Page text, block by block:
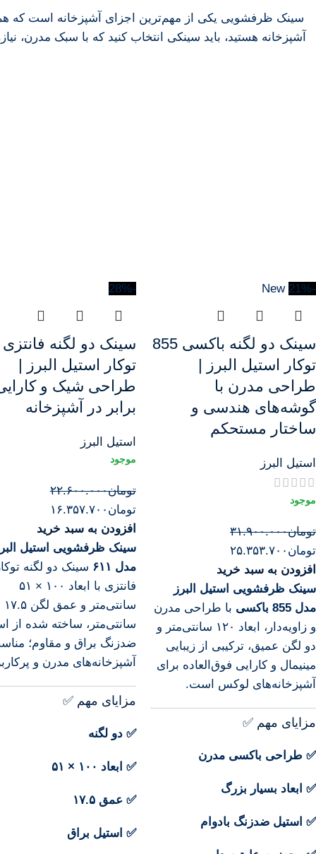
سینک ظرفشویی یکی از مهم‌ترین اجزای آشپزخانه استکه
آشپزخانه هستید، باید سینکی انتخابکنیدکه با سبک مدرن،
-21%
New
سینک دو لگنه باکسی 855
توکار استیل البرز |
طراحی مدرن با
گوشه‌های هندسی و
ساختار مستحکم
استیل البرز
تومان۳۱.۹۰۰.۰۰۰
تومان ۲۵.۳۵۳.۷۰۰
افزودن به سبد خرید
سینک ظرفشویی استیل البرز
مدل 855 باکسی
با طراحی مدرن
و زاویه‌دار، ابعاد ۱۲۰ سانتی‌متر و
دو لگن عمیق، ترکیبی از زیبایی
مینیمال و کارایی فوق‌العاده برای
آشپزخانه‌های لوکس است.
مزایای مهم ✅
✅ طراحی باکسی مدرن
✅ ابعاد بسیار بزرگ
✅ استیل ضدزنگ بادوام
-28%
توکار استیل البرز |
طراحی شیک و
برابر در آشپزخانه
استیل البرز
تومان۲۲.۶۰۰.۰۰۰
تومان ۱۶.۳۵۷.۷۰۰
افزودن به سبد خرید
سینک ظرفشویی استیل
مدل ۶۱۱
سینک دو لگنه
فانتزی با ابعاد ۱۰۰ × ۵۱
سانتی‌متر و عمق لگن ۱۷.۵
سانتی‌متر، ساخته شده از
ضدزنگ براق و مقاوم؛
آشپزخانه‌های مدرن و
مزایای مهم ✅
✅ دو لگنه
✅ ابعاد ۱۰۰ × ۵۱
✅ عمق ۱۷.۵
✅ استیل براق